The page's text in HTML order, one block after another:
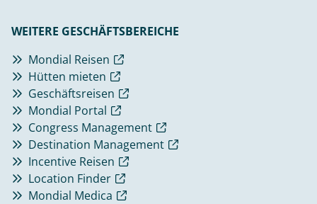
WEITERE GESCHÄFTSBEREICHE
Mondial Reisen
Hütten mieten
Geschäftsreisen
Mondial Portal
Congress Management
Destination Management
Incentive Reisen
Location Finder
Mondial Medica